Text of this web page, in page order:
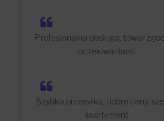
Profesjonalna obsługa, towar
oczekiwaniami.
Szybka przesyłka, dobre ceny,
asortyment.